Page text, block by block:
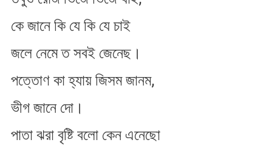
কে জানে কি যে কি যে চাই
জলে নেমে ত সবই জেনেছ​।
পত্তোণ কা হ্যায় জিসম জানম,
ভীগ জানে দো।
পাতা ঝরা বৃষ্টি বলো কেন এনেছো